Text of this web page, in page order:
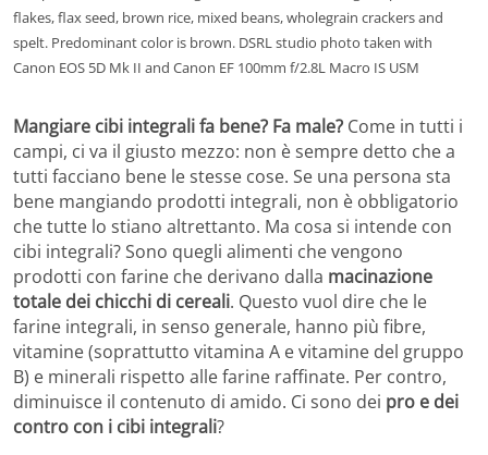
flakes, flax seed, brown rice, mixed beans, wholegrain crackers and
spelt. Predominant color is brown. DSRL studio photo taken with
Canon EOS 5D Mk II and Canon EF 100mm f/2.8L Macro IS USM
Mangiare cibi integrali fa bene? Fa male? Come in tutti i
campi, ci va il giusto mezzo: non è sempre detto che a
tutti facciano bene le stesse cose. Se una persona sta
bene mangiando prodotti integrali, non è obbligatorio
che tutte lo stiano altrettanto. Ma cosa si intende con
cibi integrali? Sono quegli alimenti che vengono
prodotti con farine che derivano dalla macinazione
totale dei chicchi di cereali. Questo vuol dire che le
farine integrali, in senso generale, hanno più fibre,
vitamine (soprattutto vitamina A e vitamine del gruppo
B) e minerali rispetto alle farine raffinate. Per contro,
diminuisce il contenuto di amido. Ci sono dei pro e dei
contro con i cibi integrali?